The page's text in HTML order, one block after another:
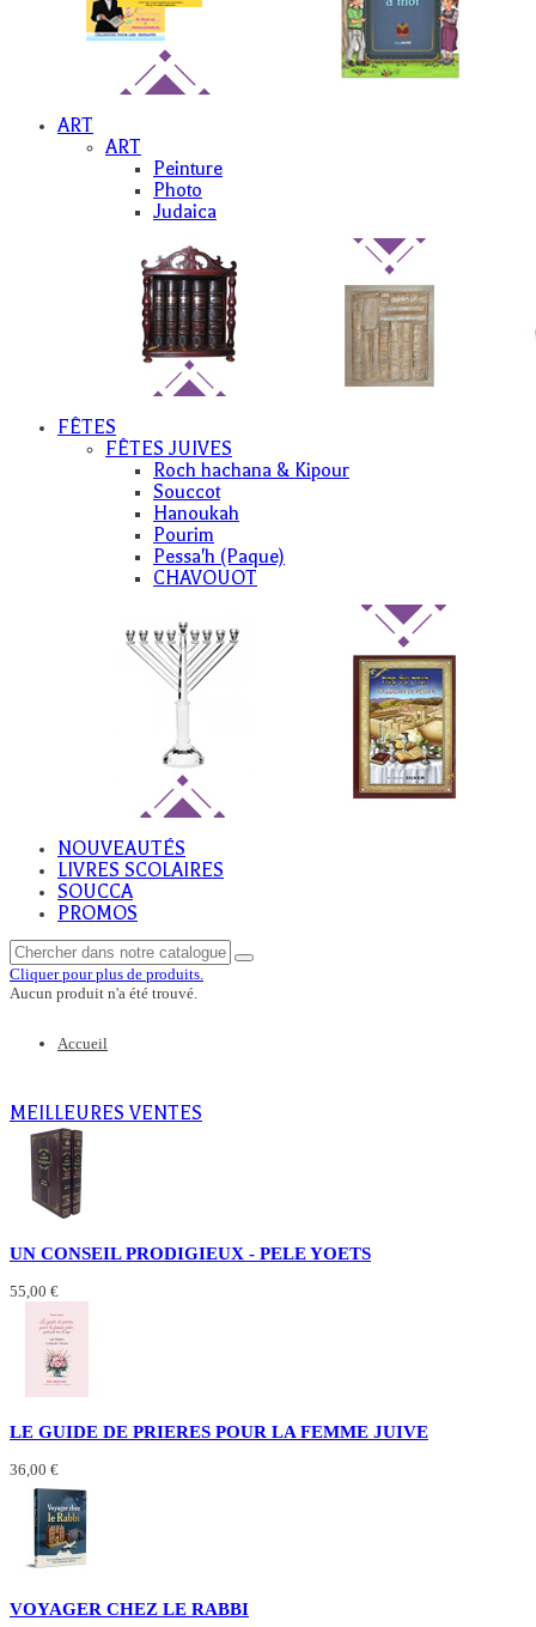
ART
ART
Peinture
Photo
Judaica
FÊTES
FÊTES JUIVES
Roch hachana & Kipour
Souccot
Hanoukah
Pourim
Pessa'h (Paque)
CHAVOUOT
NOUVEAUTÉS
LIVRES SCOLAIRES
SOUCCA
PROMOS
Cliquer pour plus de produits.
Aucun produit n'a été trouvé.
Accueil
MEILLEURES VENTES
UN CONSEIL PRODIGIEUX - PELE YOETS
55,00 €
LE GUIDE DE PRIERES POUR LA FEMME JUIVE
36,00 €
VOYAGER CHEZ LE RABBI